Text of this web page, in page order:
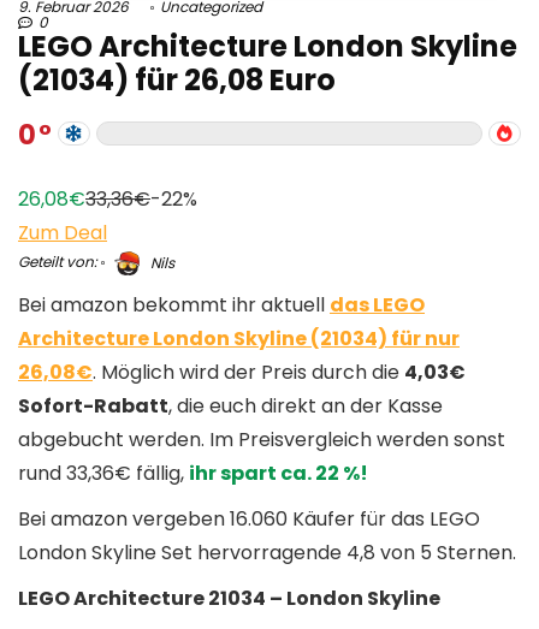
9. Februar 2026 Uncategorized
0
LEGO Architecture London Skyline
(21034) für 26,08 Euro
0
26,08€33,36€-22%
Zum Deal
Geteilt von: Nils
Bei amazon bekommt ihr aktuell das LEGO
Architecture London Skyline (21034) für nur
26,08€. Möglich wird der Preis durch die 4,03€
Sofort-Rabatt, die euch direkt an der Kasse
abgebucht werden. Im Preisvergleich werden sonst
rund 33,36€ fällig, ihr spart ca. 22 %!
Bei amazon vergeben 16.060 Käufer für das LEGO
London Skyline Set hervorragende 4,8 von 5 Sternen.
LEGO Architecture 21034 – London Skyline